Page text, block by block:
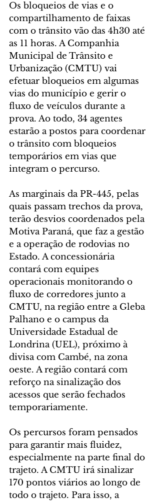
Os bloqueios de vias e o
compartilhamento de faixas
com o trânsito vão das 4h30 até
as 11 horas. A Companhia
Municipal de Trânsito e
Urbanização (CMTU) vai
efetuar bloqueios em algumas
vias do município e gerir o
fluxo de veículos durante a
prova. Ao todo, 34 agentes
estarão a postos para coordenar
o trânsito com bloqueios
temporários em vias que
integram o percurso.
As marginais da PR-445, pelas
quais passam trechos da prova,
terão desvios coordenados pela
Motiva Paraná, que faz a gestão
e a operação de rodovias no
Estado. A concessionária
contará com equipes
operacionais monitorando o
fluxo de corredores junto a
CMTU, na região entre a Gleba
Palhano e o campus da
Universidade Estadual de
Londrina (UEL), próximo à
divisa com Cambé, na zona
oeste. A região contará com
reforço na sinalização dos
acessos que serão fechados
temporariamente.
Os percursos foram pensados
para garantir mais fluidez,
especialmente na parte final do
trajeto. A CMTU irá sinalizar
170 pontos viários ao longo de
todo o trajeto. Para isso, a